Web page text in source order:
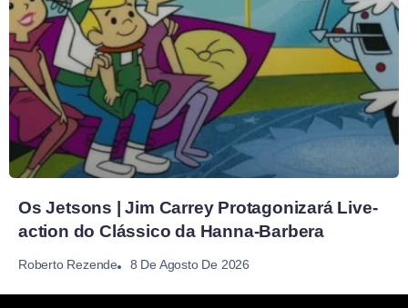
Os Jetsons | Jim Carrey Protagonizará Live-
action do Clássico da Hanna-Barbera
Roberto Rezende 8 De Agosto De 2026